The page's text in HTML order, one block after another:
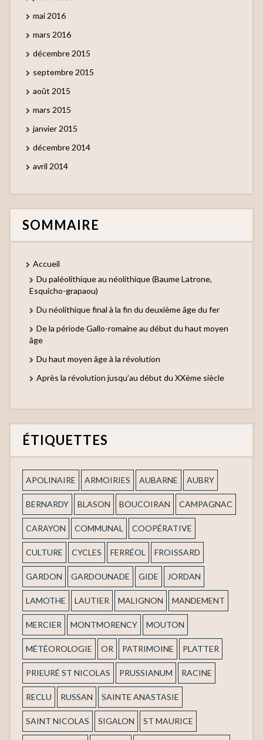
mai 2016
mars 2016
décembre 2015
septembre 2015
août 2015
mars 2015
janvier 2015
décembre 2014
avril 2014
SOMMAIRE
Accueil
Du paléolithique au néolithique (Baume Latrone,
Esquicho-grapaou)
Du néolithique final à la fin du deuxième âge du fer
De la période Gallo-romaine au début du haut moyen
âge
Du haut moyen âge à la révolution
Après la révolution jusqu’au début du XXème siècle
ÉTIQUETTES
APOLINAIRE ARMOIRIES AUBARNE AUBRY
BERNARDY BLASON BOUCOIRAN CAMPAGNAC
CARAYON COMMUNAL COOPÉRATIVE
CULTURE CYCLES FERRÉOL FROISSARD
GARDON GARDOUNADE GIDE JORDAN
LAMOTHE LAUTIER MALIGNON MANDEMENT
MERCIER MONTMORENCY MOUTON
MÉTÉOROLOGIE OR PATRIMOINE PLATTER
PRIEURÉ ST NICOLAS PRUSSIANUM RACINE
RECLU RUSSAN SAINTE ANASTASIE
SAINT NICOLAS SIGALON ST MAURICE